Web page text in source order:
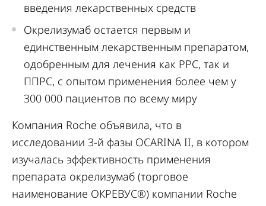
введения лекарственных средств
Окрелизумаб остается первым и
единственным лекарственным препаратом,
одобренным для лечения как РРС, так и
ППРС, с опытом применения более чем у
300 000 пациентов по всему миру
Компания Roche объявила, что в
исследовании 3-й фазы OCARINA II, в котором
изучалась эффективность применения
препарата окрелизумаб (торговое
наименование ОКРЕВУС®) компании Roche